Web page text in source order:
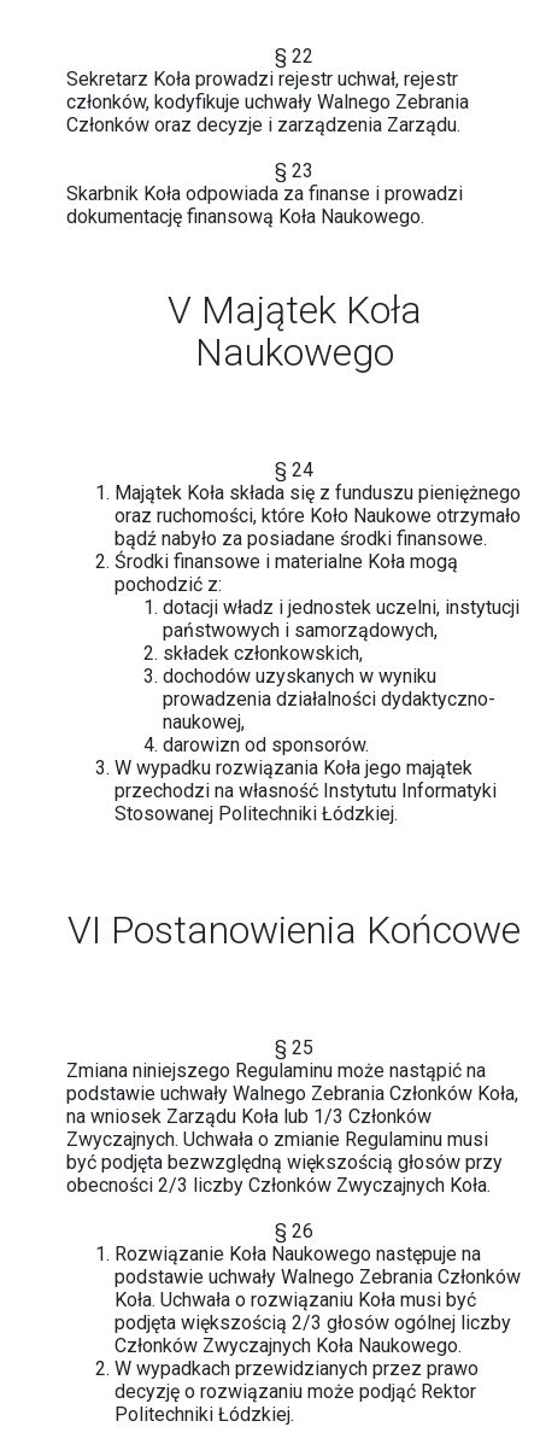
§ 22
Sekretarz Koła prowadzi rejestr uchwał, rejestr
członków, kodyfikuje uchwały Walnego Zebrania
Członków oraz decyzje i zarządzenia Zarządu.
§ 23
Skarbnik Koła odpowiada za finanse i prowadzi
dokumentację finansową Koła Naukowego.
V Majątek Koła
Naukowego
§ 24
Majątek Koła składa się z funduszu pieniężnego
oraz ruchomości, które Koło Naukowe otrzymało
bądź nabyło za posiadane środki finansowe.
Środki finansowe i materialne Koła mogą
pochodzić z:
dotacji władz i jednostek uczelni, instytucji
państwowych i samorządowych,
składek członkowskich,
dochodów uzyskanych w wyniku
prowadzenia działalności dydaktyczno-
naukowej,
darowizn od sponsorów.
W wypadku rozwiązania Koła jego majątek
przechodzi na własność Instytutu Informatyki
Stosowanej Politechniki Łódzkiej.
VI Postanowienia Końcowe
§ 25
Zmiana niniejszego Regulaminu może nastąpić na
podstawie uchwały Walnego Zebrania Członków Koła,
na wniosek Zarządu Koła lub 1/3 Członków
Zwyczajnych. Uchwała o zmianie Regulaminu musi
być podjęta bezwzględną większością głosów przy
obecności 2/3 liczby Członków Zwyczajnych Koła.
§ 26
Rozwiązanie Koła Naukowego następuje na
podstawie uchwały Walnego Zebrania Członków
Koła. Uchwała o rozwiązaniu Koła musi być
podjęta większością 2/3 głosów ogólnej liczby
Członków Zwyczajnych Koła Naukowego.
W wypadkach przewidzianych przez prawo
decyzję o rozwiązaniu może podjąć Rektor
Politechniki Łódzkiej.